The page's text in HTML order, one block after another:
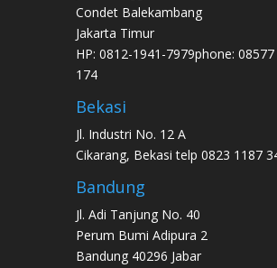
Condet Balekambang
Jakarta Timur
HP: 0812-1941-7979phone:
174
Bekasi
Jl. Industri No. 12 A
Cikarang, Bekasi telp 0823 1187
Bandung
Jl. Adi Tanjung No. 40
Perum Bumi Adipura 2
Bandung 40296 Jabar